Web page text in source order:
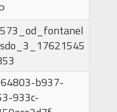
b937-
933c-